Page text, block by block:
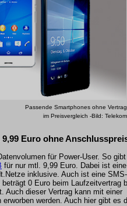
Passende Smartphones ohne Vertrag
im Preisvergleich -Bild: Telekom
Euro ohne
für Power-User. So
für nur mtl. 9,99 Euro. Dabei ist eine
inklusive. Auch ist eine SMS-
0 Euro beim Laufzeitvertrag
Auch dieser Vertrag kann mit einer
werden. Auch hier gibt es